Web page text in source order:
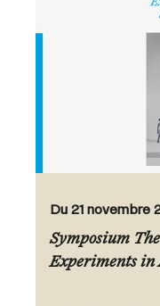
Symposium
Experiments in
Du 21 novembre